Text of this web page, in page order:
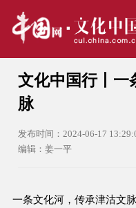
文化中国行丨一
脉
发布时间：2024-06-17
编辑：姜一平
一条文化河，传承津沽文脉